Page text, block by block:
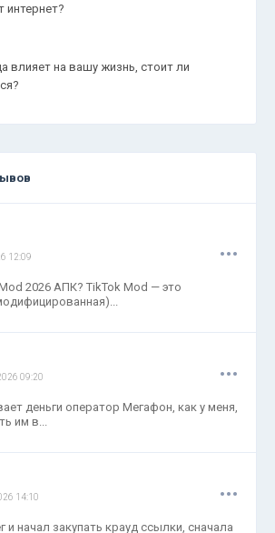
интернет?
влияет на вашу жизнь, стоит ли
12:09 ...
2026 АПК? TikTok Mod — это
09:20 ...
деньги оператор Мегафон, как у меня,
им в...
14:10 ...
и начал закупать крауд ссылки, сначала